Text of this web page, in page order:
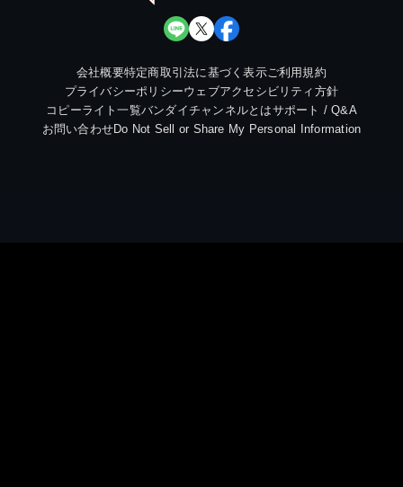
会社概要特定商取引法に基づく表示ご利用規約
プライバシーポリシーウェブアクセシビリティ方針
コピーライト一覧バンダイチャンネルとはサポート / Q&A
お問い合わせDo Not Sell or Share My Personal Information